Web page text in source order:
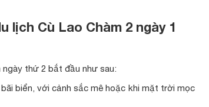
lịch Cù Lao Chàm 2 ngày 1
ngày thứ 2 bắt đầu như sau:
biển, với cảnh sắc mê hoặc khi mặt trời mọc